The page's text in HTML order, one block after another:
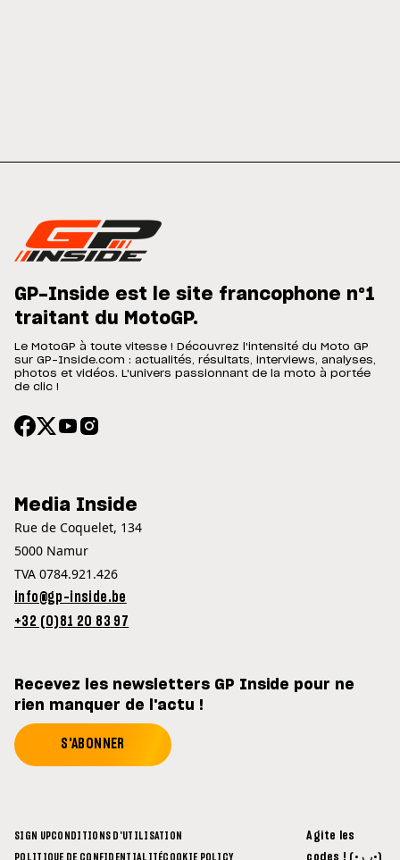
GP-Inside est le site francophone n°1
traitant du MotoGP.
Le MotoGP à toute vitesse ! Découvrez l'intensité du Moto GP
sur GP-Inside.com : actualités, résultats, interviews, analyses,
photos et vidéos. L'univers passionnant de la moto à portée
de clic !
Media Inside
Rue de Coquelet, 134
5000 Namur
TVA 0784.921.426
info@gp-inside.be
+32 (0)81 20 83 97
Recevez les newsletters GP Inside pour ne
rien manquer de l'actu !
S'ABONNER
SIGN UPCONDITIONS D'UTILISATION
POLITIQUE DE CONFIDENTIALITÉCOOKIE POLICY
Agite les
codes ! (• ◡•)